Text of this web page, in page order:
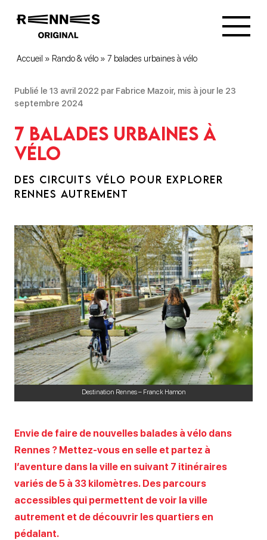
Accueil » Rando & vélo » 7 balades urbaines à vélo
Publié le 13 avril 2022 par Fabrice Mazoir, mis à jour le 23
septembre 2024
7 balades urbaines à
vélo
DES CIRCUITS VÉLO POUR EXPLORER
RENNES AUTREMENT
Destination Rennes – Franck Hamon
Envie de faire de nouvelles balades à vélo dans
Rennes ? Mettez-vous en selle et partez à
l’aventure dans la ville en suivant 7 itinéraires
variés de 5 à 33 kilomètres. Des parcours
accessibles qui permettent de voir la ville
autrement et de découvrir les quartiers en
pédalant.